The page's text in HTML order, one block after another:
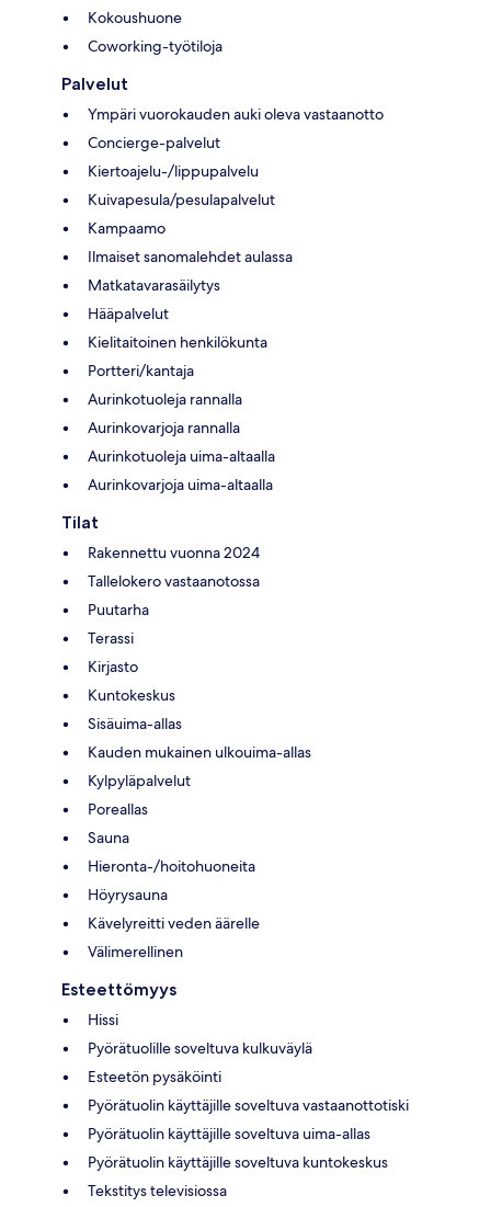
Kokoushuone
Coworking-työtiloja
Palvelut
Ympäri vuorokauden auki oleva vastaanotto
Concierge-palvelut
Kiertoajelu-/lippupalvelu
Kuivapesula/pesulapalvelut
Kampaamo
Ilmaiset sanomalehdet aulassa
Matkatavarasäilytys
Hääpalvelut
Kielitaitoinen henkilökunta
Portteri/kantaja
Aurinkotuoleja rannalla
Aurinkovarjoja rannalla
Aurinkotuoleja uima-altaalla
Aurinkovarjoja uima-altaalla
Tilat
Rakennettu vuonna 2024
Tallelokero vastaanotossa
Puutarha
Terassi
Kirjasto
Kuntokeskus
Sisäuima-allas
Kauden mukainen ulkouima-allas
Kylpyläpalvelut
Poreallas
Sauna
Hieronta-/hoitohuoneita
Höyrysauna
Kävelyreitti veden äärelle
Välimerellinen
Esteettömyys
Hissi
Pyörätuolille soveltuva kulkuväylä
Esteetön pysäköinti
Pyörätuolin käyttäjille soveltuva vastaanottotiski
Pyörätuolin käyttäjille soveltuva uima-allas
Pyörätuolin käyttäjille soveltuva kuntokeskus
Tekstitys televisiossa